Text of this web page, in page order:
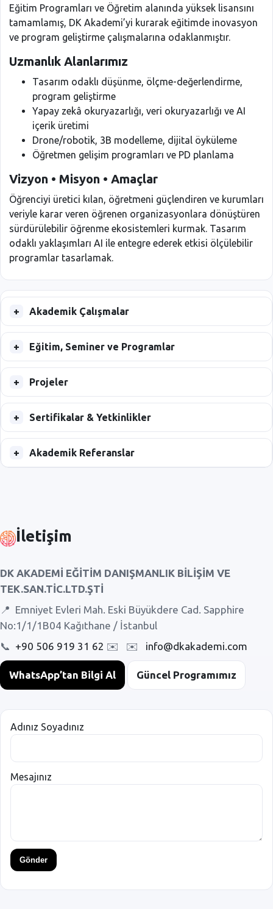
Eğitim Programları ve Öğretim alanında yüksek lisansını
tamamlamış, DK Akademi’yi kurarak eğitimde inovasyon
ve program geliştirme çalışmalarına odaklanmıştır.
Uzmanlık Alanlarımız
Tasarım odaklı düşünme, ölçme-değerlendirme,
program geliştirme
Yapay zekâ okuryazarlığı, veri okuryazarlığı ve AI
içerik üretimi
Drone/robotik, 3B modelleme, dijital öyküleme
Öğretmen gelişim programları ve PD planlama
Vizyon • Misyon • Amaçlar
Öğrenciyi üretici kılan, öğretmeni güçlendiren ve kurumları
veriyle karar veren öğrenen organizasyonlara dönüştüren
sürdürülebilir öğrenme ekosistemleri kurmak. Tasarım
odaklı yaklaşımları AI ile entegre ederek etkisi ölçülebilir
programlar tasarlamak.
Akademik Çalışmalar
Eğitim, Seminer ve Programlar
Projeler
Sertifikalar & Yetkinlikler
Akademik Referanslar
İletişim
DK AKADEMİ EĞİTİM DANIŞMANLIK BİLİŞİM VE
TEK.SAN.TİC.LTD.ŞTİ
📍 Emniyet Evleri Mah. Eski Büyükdere Cad. Sapphire
No:1/1/1B04 Kağıthane / İstanbul
📞 +90 506 919 31 62 ✉️ ✉️ info@dkakademi.com
WhatsApp’tan Bilgi Al Güncel Programımız
Adınız Soyadınız
Mesajınız
Gönder